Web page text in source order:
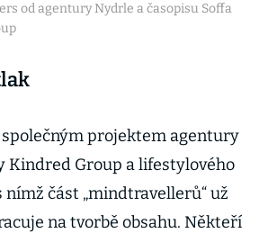
od agentury Nydrle a časopisu Soffa
projektem agentury
Kindred Group a lifestylového
nímž část „mindtravellerů“ už
na tvorbě obsahu. Někteří